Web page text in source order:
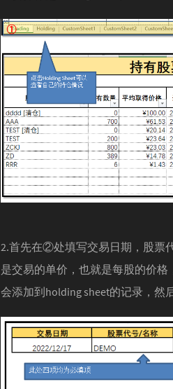
2.首先在②处填写交易日期，股票
是交易的单价，也就是每股的价
会添加到holding sheet的记录，然